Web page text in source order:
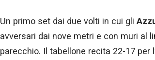
Un primo set dai due volti in cui gli
avversari dai nove metri e con muri al
parecchio. Il tabellone recita 22-17 per